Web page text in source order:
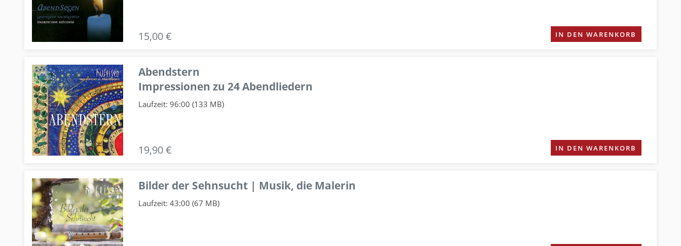
15,00 € IN DEN WARENKORB
Abendstern
Impressionen zu 24 Abendliedern
Laufzeit: 96:00 (133 MB)
19,90 € IN DEN WARENKORB
Bilder der Sehnsucht | Musik, die Malerin
Laufzeit: 43:00 (67 MB)